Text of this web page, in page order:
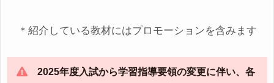
＊紹介している教材にはプロモーションを含みます
2025年度入試から学習指導要領の変更に伴い、各